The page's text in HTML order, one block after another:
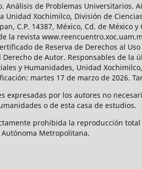
Análisis de Problemas Universitarios.
Unidad Xochimilco, División de
C.P. 14387, México, Cd. de México
la revista
de Reserva de Derechos al
Derecho de Autor. Responsables de la
y Humanidades, Unidad
martes 17 de marzo de 2026.
expresadas por los autores no
o de esta casa de estudios.
prohibida la reproducción
Metropolitana.